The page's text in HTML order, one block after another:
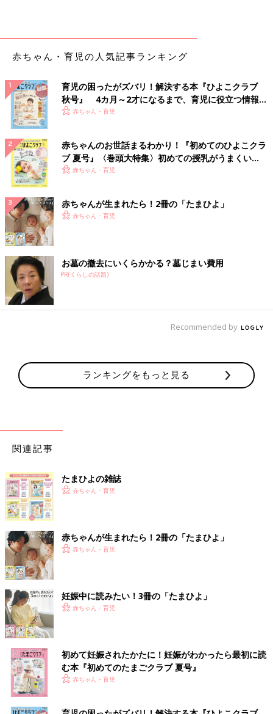
赤ちゃん・育児の人気記事ランキング
育児の困ったがズバリ！解決する本『ひよこクラブ
秋号』 4カ月～2才になるまで、育児に役立つ情報が
いっぱい！
赤ちゃん・育児
赤ちゃんのお世話まるわかり！『初めてのひよこクラ
ブ 夏号』〈巻頭大特集〉初めての授乳がうまくい
く！ おっぱい・ミルクの基本と夏のトラブル 解決テ
赤ちゃん・育児
赤ちゃんが生まれたら！2冊の「たまひよ」
赤ちゃん・育児
お墓の撤去にいくらかかる？墓じまい費用
PR(くらしの話題)
Recommended by
ランキングをもっと見る
関連記事
たまひよの雑誌
赤ちゃん・育児
赤ちゃんが生まれたら！2冊の「たまひよ」
赤ちゃん・育児
妊娠中に読みたい！3冊の「たまひよ」
赤ちゃん・育児
初めて妊娠されたかたに！妊娠がわかったら最初に読
む本『初めてのたまごクラブ 夏号』
赤ちゃん・育児